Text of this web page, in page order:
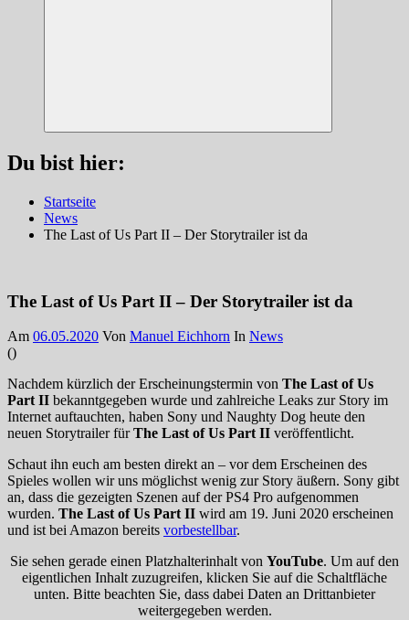
Suchen
Du bist hier:
Startseite
News
The Last of Us Part II – Der Storytrailer ist da
The Last of Us Part II – Der Storytrailer ist da
Am 06.05.2020 Von Manuel Eichhorn In News
()
Nachdem kürzlich der Erscheinungstermin von The Last of Us
Part II bekanntgegeben wurde und zahlreiche Leaks zur Story im
Internet auftauchten, haben Sony und Naughty Dog heute den
neuen Storytrailer fürThe Last of Us Part II veröffentlicht.
Schaut ihn euch am besten direkt an – vor dem Erscheinen des
Spieles wollen wir uns möglichst wenig zur Story äußern. Sony gibt
an, dass die gezeigten Szenen auf der PS4 Pro aufgenommen
wurden. The Last of Us Part II wird am 19. Juni 2020 erscheinen
und ist bei Amazon bereits vorbestellbar.
Sie sehen gerade einen Platzhalterinhalt von YouTube. Um auf den
eigentlichen Inhalt zuzugreifen, klicken Sie auf die Schaltfläche
unten. Bitte beachten Sie, dass dabei Daten an Drittanbieter
weitergegeben werden.